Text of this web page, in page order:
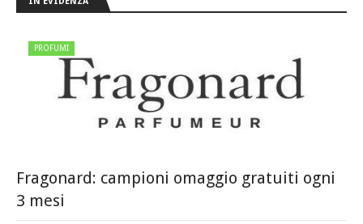
PROFUMI
Fragonard: campioni omaggio gratuiti ogni
3 mesi